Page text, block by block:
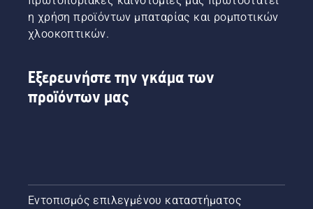
η χρήση προϊόντων μπαταρίας και ρομποτικών
χλοοκοπτικών.
Εξερευνήστε την γκάμα των
προϊόντων μας
Εντοπισμός επιλεγμένου καταστήματος